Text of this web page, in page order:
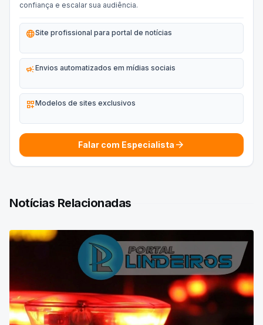
confiança e escalar sua audiência.
languageSite profissional para portal de notícias
campaignEnvios automatizados em mídias sociais
dashboard_customizeModelos de sites exclusivos
Falar com Especialista arrow_forward
Notícias Relacionadas